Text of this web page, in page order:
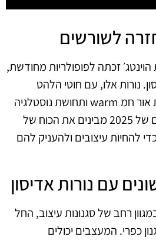
לשורשים
זכתה לפופולריות מחודשת,
נורות אלו, עם חוטי הלהט
החשופים שלהן, מעניקות אור חמ warm ותחושת נוסטלגיה
לחללים שונים. המעצבים של 2025 מבינים את הכוח של
להחיות עיצובים ולהעניק להם
עם נורות אדיסון
רחב של סגנונות עיצוב, החל
כפרי. המעצבים יכולים